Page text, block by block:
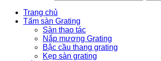
Trang chủ
Tấm sàn Grating
Sàn thao tác
Nắp mương Grating
Bậc cầu thang grating
Kẹp sàn grating